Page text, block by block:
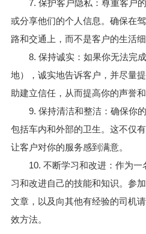
7. 保护客户隐私：尊重客户的
或分享他们的个人信息。确保在
路和交通上，而不是客户的生活细
8. 保持诚实：如果你无法完成
地），诚实地告诉客户，并尽量
助建立信任，从而提高你的声誉和
9. 保持清洁和整洁：确保你的
包括车内和外部的卫生。这不仅
让客户对你的服务感到满意。
10. 不断学习和改进：作为一
习和改进自己的技能和知识。参
文章，以及向其他有经验的司机
效方法。